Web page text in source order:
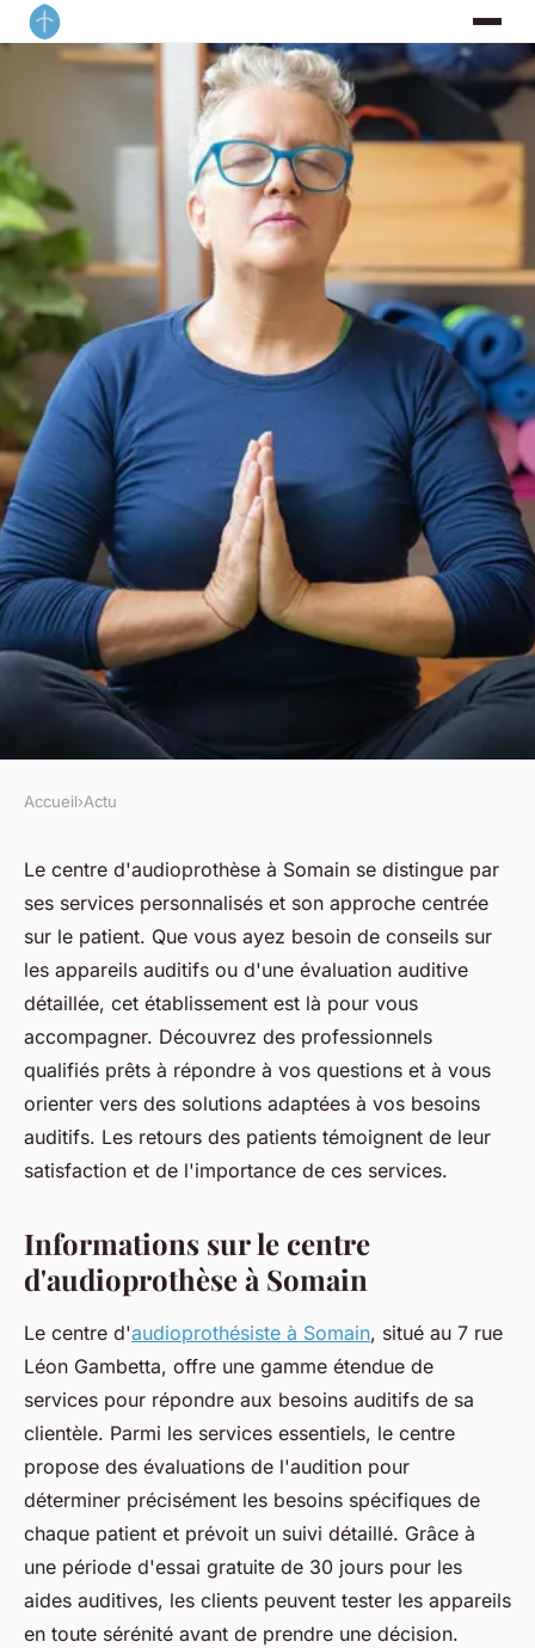
Découvrez le centre
d'audioprothèse à somain :
services et conseils
fabienne• 25 mars 2025•4 min de lecture
Accueil›Actu
Le centre d'audioprothèse à Somain se distingue par
ses services personnalisés et son approche centrée
sur le patient. Que vous ayez besoin de conseils sur
les appareils auditifs ou d'une évaluation auditive
détaillée, cet établissement est là pour vous
accompagner. Découvrez des professionnels
qualifiés prêts à répondre à vos questions et à vous
orienter vers des solutions adaptées à vos besoins
auditifs. Les retours des patients témoignent de leur
satisfaction et de l'importance de ces services.
Informations sur le centre
d'audioprothèse à Somain
Le centre d'audioprothésiste à Somain, situé au 7 rue
Léon Gambetta, offre une gamme étendue de
services pour répondre aux besoins auditifs de sa
clientèle. Parmi les services essentiels, le centre
propose des évaluations de l'audition pour
déterminer précisément les besoins spécifiques de
chaque patient et prévoit un suivi détaillé. Grâce à
une période d'essai gratuite de 30 jours pour les
aides auditives, les clients peuvent tester les appareils
en toute sérénité avant de prendre une décision.